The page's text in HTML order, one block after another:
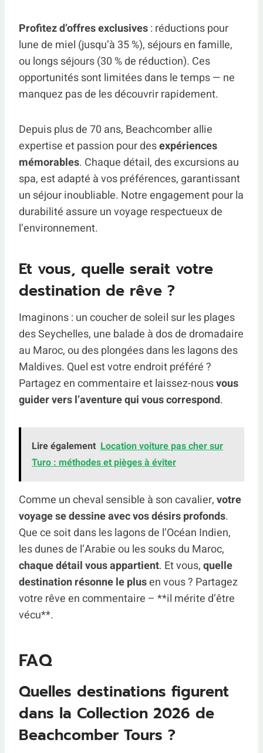
Profitez d’offres exclusives: réductions pour
lune de miel (jusqu’à 35 %), séjours en famille,
ou longs séjours (30 % de réduction). Ces
opportunités sont limitées dans le temps — ne
manquez pas de les découvrir rapidement.
Depuis plus de 70 ans, Beachcomber allie
expertise et passion pour desexpériences
mémorables. Chaque détail, des excursions au
spa, est adapté à vos préférences, garantissant
un séjour inoubliable. Notre engagement pour la
durabilité assure un voyage respectueux de
l’environnement.
Et vous, quelle serait votre
destination de rêve ?
Imaginons : un coucher de soleil sur les plages
des Seychelles, une balade à dos de dromadaire
au Maroc, ou des plongées dans les lagons des
Maldives. Quel est votre endroit préféré ?
Partagez en commentaire et laissez-nousvous
guider vers l’aventure qui vous correspond.
Lire également Location voiture pas cher sur
Turo : méthodes et pièges à éviter
Comme un cheval sensible à son cavalier,votre
voyage se dessine avec vos désirs profonds.
Que ce soit dans les lagons de l’Océan Indien,
les dunes de l’Arabie ou les souks du Maroc,
chaque détail vous appartient. Et vous,quelle
destination résonne le plusen vous ? Partagez
votre rêve en commentaire – **il mérite d’être
vécu**.
FAQ
Quelles destinations figurent
dans la Collection 2026 de
Beachcomber Tours ?